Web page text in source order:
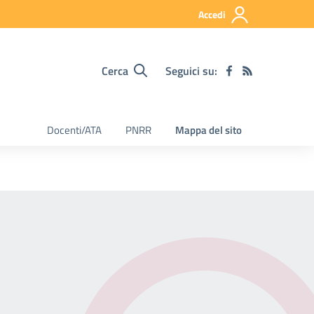
Accedi
Cerca Seguici su:
Docenti/ATA PNRR Mappa del sito